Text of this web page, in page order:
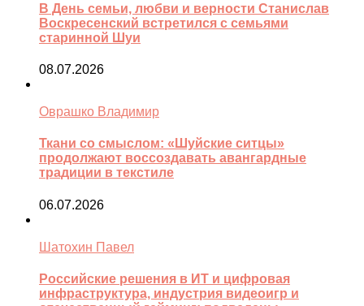
В День семьи, любви и верности Станислав
Воскресенский встретился с семьями
старинной Шуи
08.07.2026
Оврашко Владимир
Ткани со смыслом: «Шуйские ситцы»
продолжают воссоздавать авангардные
традиции в текстиле
06.07.2026
Шатохин Павел
Российские решения в ИТ и цифровая
инфраструктура, индустрия видеоигр и